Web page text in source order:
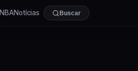
NBANotícias Buscar